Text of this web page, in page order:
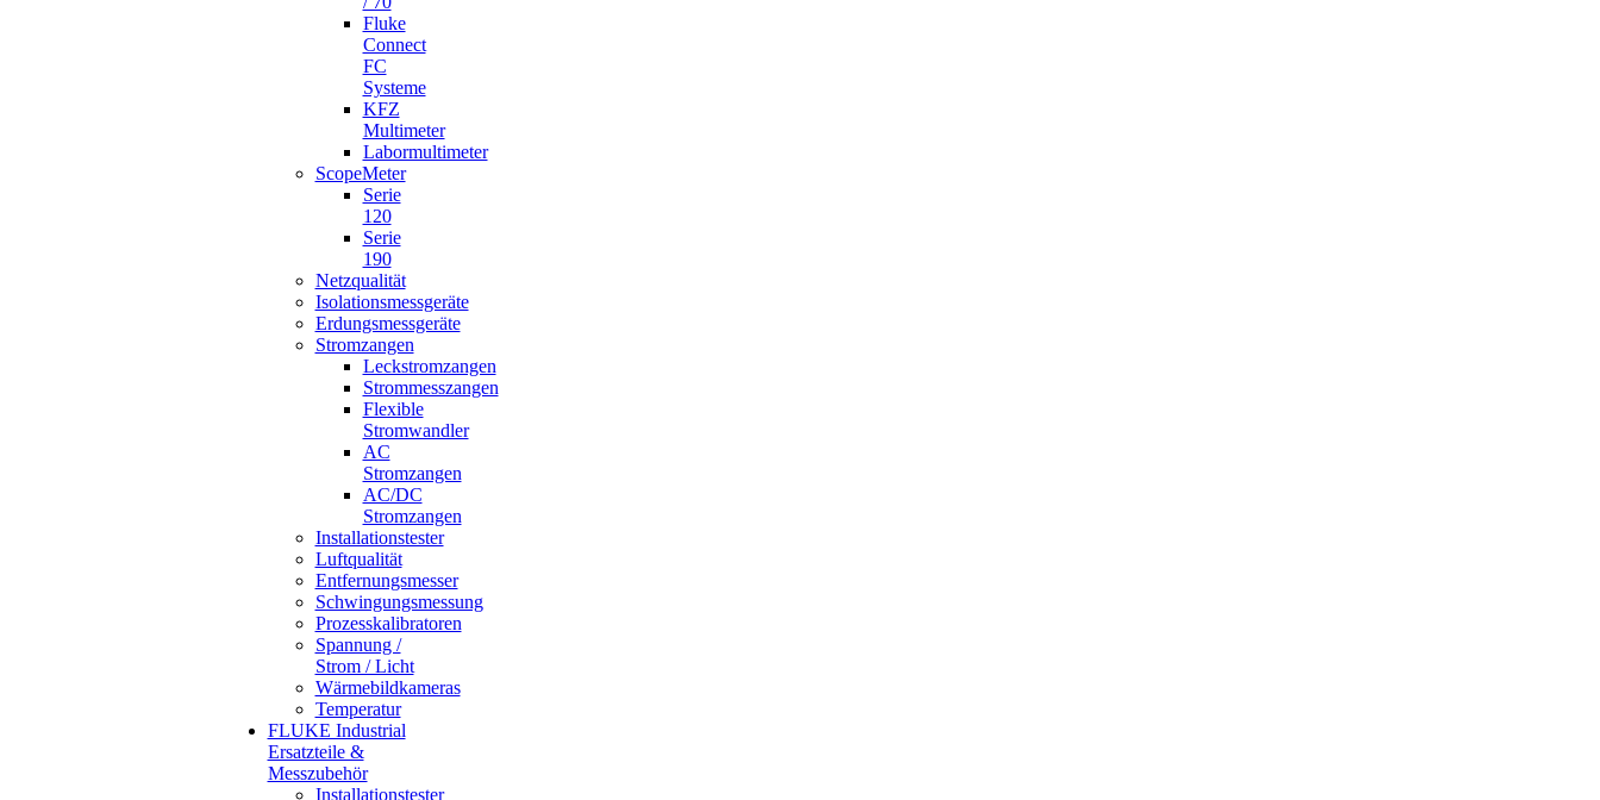
Fluke
Connect
FC
Systeme
KFZ
Multimeter
Labormultimeter
ScopeMeter
Serie
120
Serie
190
Netzqualität
Isolationsmessgeräte
Erdungsmessgeräte
Stromzangen
Leckstromzangen
Strommesszangen
Flexible
Stromwandler
AC
Stromzangen
AC/DC
Stromzangen
Installationstester
Luftqualität
Entfernungsmesser
Schwingungsmessung
Prozesskalibratoren
Spannung /
Strom / Licht
Wärmebildkameras
Temperatur
FLUKE Industrial
Ersatzteile &
Messzubehör
Installationstester